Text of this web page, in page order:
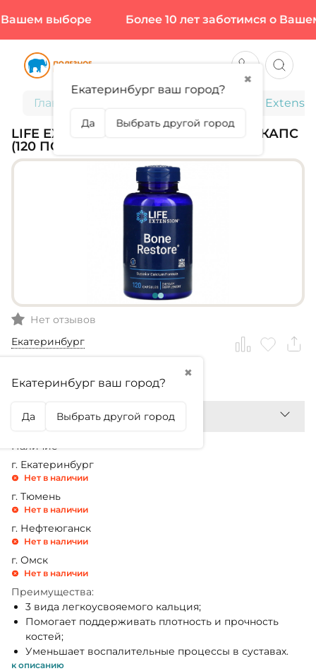
выборе Более 10 лет заботимся о Вашем
Главная Life
LIFE EXTENSION, BONE RESTORE, 120 КАПС
(120 ПОРЦИЙ)
Нет отзывов
Екатеринбург
✖
Екатеринбург ваш город?
Да Выбрать другой город
2 990,99₽
Наличие
г. Екатеринбург
Нет в наличии
г. Тюмень
Нет в наличии
г. Нефтеюганск
Нет в наличии
г. Омск
Нет в наличии
Преимущества:
3 вида легкоусвояемого кальция;
Помогает поддерживать плотность и прочность
костей;
Уменьшает воспалительные процессы в суставах.
к описанию
✖
Екатеринбург ваш город?
Да Выбрать другой город